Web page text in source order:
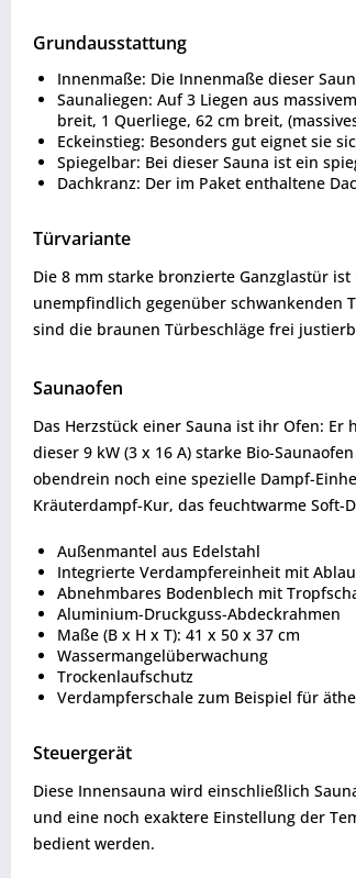
Grundausstattung
Innenmaße: Die Innenmaße dieser
Saunaliegen: Auf 3 Liegen aus
breit, 1 Querliege, 62 cm breit,
Eckeinstieg: Besonders gut eignet sie
Spiegelbar: Bei dieser Sauna ist ein
Dachkranz: Der im Paket enthaltene
Türvariante
Die 8 mm starke bronzierte Ganzglastür
unempfindlich gegenüber schwankenden
sind die braunen Türbeschläge frei
Saunaofen
Das Herzstück einer Sauna ist ihr Ofen:
dieser 9 kW (3 x 16 A) starke Bio-
obendrein noch eine spezielle Dampf-
Kräuterdampf-Kur, das feuchtwarme Soft-
Außenmantel aus Edelstahl
Integrierte Verdampfereinheit mit
Abnehmbares Bodenblech mit
Aluminium-Druckguss-Abdeckrahmen
Maße (B x H x T): 41 x 50 x 37 cm
Wassermangelüberwachung
Trockenlaufschutz
Verdampferschale zum Beispiel für
Steuergerät
Diese Innensauna wird einschließlich
und eine noch exaktere Einstellung der
bedient werden.